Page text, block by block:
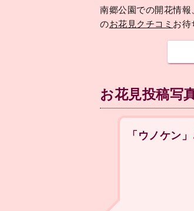
南郷公園での開花情
のお花見クチコミ お待
お花見投稿写
「ウノケン